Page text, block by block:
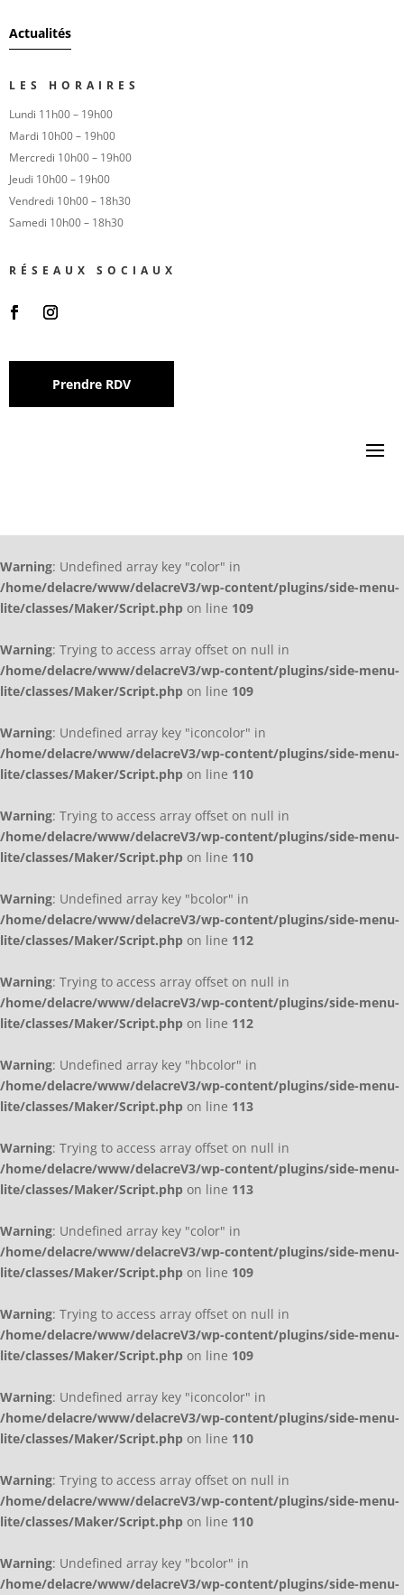
Actualités
LES HORAIRES
Lundi 11h00 – 19h00
Mardi 10h00 – 19h00
Mercredi 10h00 – 19h00
Jeudi 10h00 – 19h00
Vendredi 10h00 – 18h30
Samedi 10h00 – 18h30
RÉSEAUX SOCIAUX
Prendre RDV
Warning: Undefined array key "color" in
/home/delacre/www/delacreV3/wp-content/plugins/side-menu-
lite/classes/Maker/Script.php on line 109
Warning: Trying to access array offset on null in
/home/delacre/www/delacreV3/wp-content/plugins/side-menu-
lite/classes/Maker/Script.php on line 109
Warning: Undefined array key "iconcolor" in
/home/delacre/www/delacreV3/wp-content/plugins/side-menu-
lite/classes/Maker/Script.php on line 110
Warning: Trying to access array offset on null in
/home/delacre/www/delacreV3/wp-content/plugins/side-menu-
lite/classes/Maker/Script.php on line 110
Warning: Undefined array key "bcolor" in
/home/delacre/www/delacreV3/wp-content/plugins/side-menu-
lite/classes/Maker/Script.php on line 112
Warning: Trying to access array offset on null in
/home/delacre/www/delacreV3/wp-content/plugins/side-menu-
lite/classes/Maker/Script.php on line 112
Warning: Undefined array key "hbcolor" in
/home/delacre/www/delacreV3/wp-content/plugins/side-menu-
lite/classes/Maker/Script.php on line 113
Warning: Trying to access array offset on null in
/home/delacre/www/delacreV3/wp-content/plugins/side-menu-
lite/classes/Maker/Script.php on line 113
Warning: Undefined array key "color" in
/home/delacre/www/delacreV3/wp-content/plugins/side-menu-
lite/classes/Maker/Script.php on line 109
Warning: Trying to access array offset on null in
/home/delacre/www/delacreV3/wp-content/plugins/side-menu-
lite/classes/Maker/Script.php on line 109
Warning: Undefined array key "iconcolor" in
/home/delacre/www/delacreV3/wp-content/plugins/side-menu-
lite/classes/Maker/Script.php on line 110
Warning: Trying to access array offset on null in
/home/delacre/www/delacreV3/wp-content/plugins/side-menu-
lite/classes/Maker/Script.php on line 110
Warning: Undefined array key "bcolor" in
/home/delacre/www/delacreV3/wp-content/plugins/side-menu-